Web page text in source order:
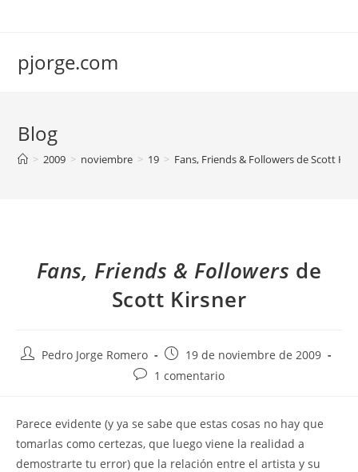
pjorge.com
Blog
> 2009 > noviembre > 19 > Fans, Friends & Followers de Scott
Fans, Friends & Followers de
Scott Kirsner
AutorPedro Jorge Romero
Publicación
de
19 de noviembre de 2009
Comentarios
entrada:
1 comentario
Parece evidente (y ya se sabe que estas cosas no hay que
tomarlas como certezas, que luego viene la realidad a
demostrarte tu error) que la relación entre el artista y su